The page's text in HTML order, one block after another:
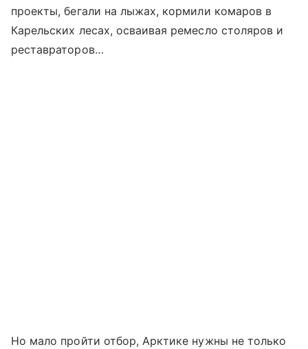
проекты, бегали на лыжах, кормили комаров в
Карельских лесах, осваивая ремесло столяров и
реставраторов…
Но мало пройти отбор, Арктике нужны не только